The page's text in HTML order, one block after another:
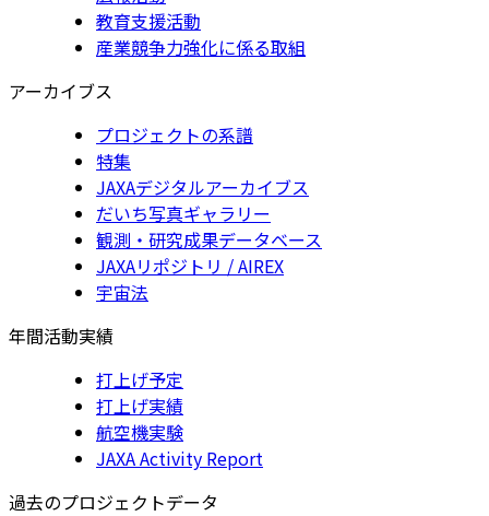
教育支援活動
産業競争力強化に係る取組
アーカイブス
プロジェクトの系譜
特集
JAXAデジタルアーカイブス
だいち写真ギャラリー
観測・研究成果データベース
JAXAリポジトリ / AIREX
宇宙法
年間活動実績
打上げ予定
打上げ実績
航空機実験
JAXA Activity Report
過去のプロジェクトデータ